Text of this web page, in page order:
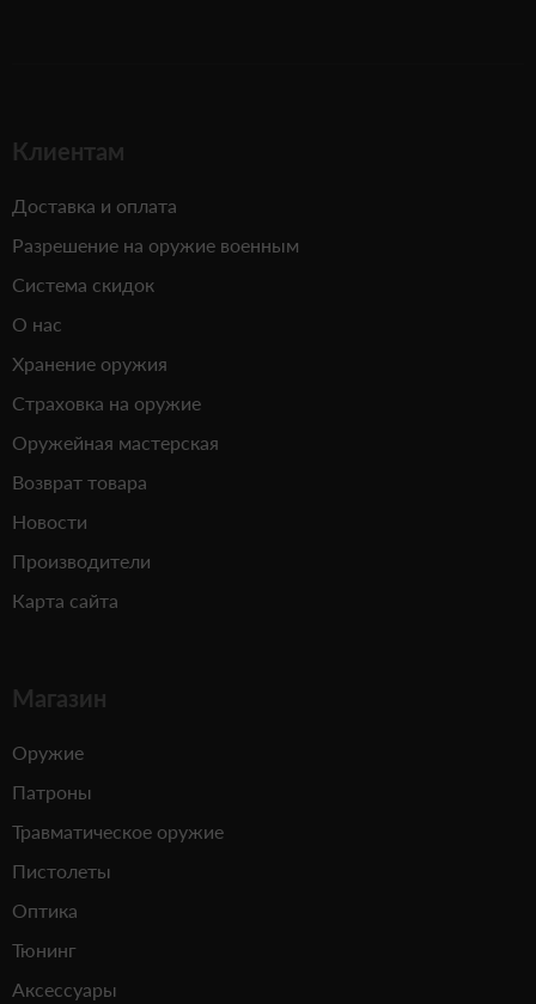
Клиентам
Доставка и оплата
Разрешение на оружие военным
Система скидок
О нас
Хранение оружия
Страховка на оружие
Оружейная мастерская
Возврат товара
Новости
Производители
Карта сайта
Магазин
Оружие
Патроны
Травматическое оружие
Пистолеты
Оптика
Тюнинг
Аксессуары